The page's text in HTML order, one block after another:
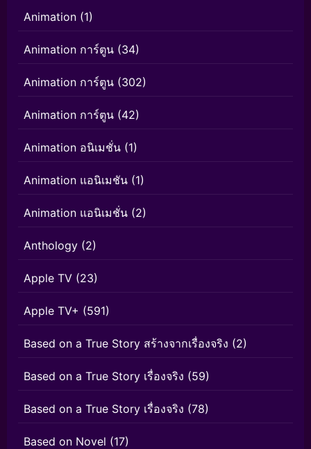
Animation (1)
Animation การ์ตูน (34)
Animation การ์ตูน (302)
Animation การ์ตูน (42)
Animation อนิเมชั่น (1)
Animation แอนิเมชัน (1)
Animation แอนิเมชั่น (2)
Anthology (2)
Apple TV (23)
Apple TV+ (591)
Based on a True Story สร้างจากเรื่องจริง (2)
Based on a True Story เรื่องจริง (59)
Based on a True Story เรื่องจริง (78)
Based on Novel (17)